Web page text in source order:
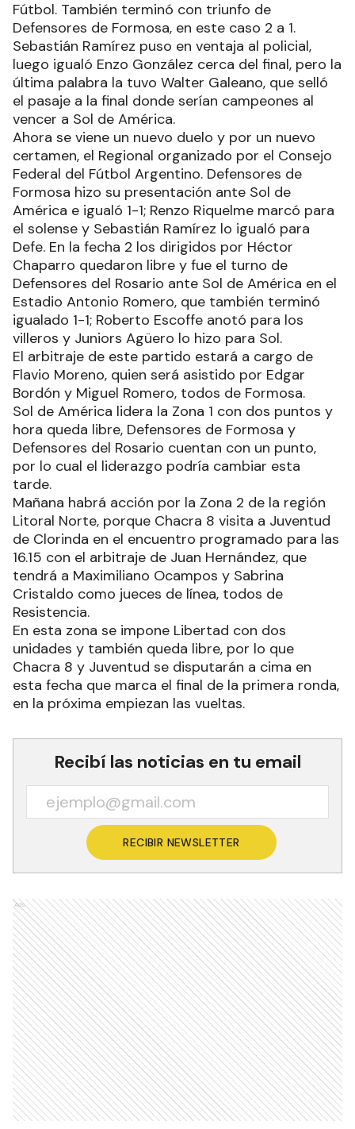
Fútbol. También terminó con triunfo de
Defensores de Formosa, en este caso 2 a 1.
Sebastián Ramírez puso en ventaja al policial,
luego igualó Enzo González cerca del final, pero la
última palabra la tuvo Walter Galeano, que selló
el pasaje a la final donde serían campeones al
vencer a Sol de América.
Ahora se viene un nuevo duelo y por un nuevo
certamen, el Regional organizado por el Consejo
Federal del Fútbol Argentino. Defensores de
Formosa hizo su presentación ante Sol de
América e igualó 1-1; Renzo Riquelme marcó para
el solense y Sebastián Ramírez lo igualó para
Defe. En la fecha 2 los dirigidos por Héctor
Chaparro quedaron libre y fue el turno de
Defensores del Rosario ante Sol de América en el
Estadio Antonio Romero, que también terminó
igualado 1-1; Roberto Escoffe anotó para los
villeros y Juniors Agüero lo hizo para Sol.
El arbitraje de este partido estará a cargo de
Flavio Moreno, quien será asistido por Edgar
Bordón y Miguel Romero, todos de Formosa.
Sol de América lidera la Zona 1 con dos puntos y
hora queda libre, Defensores de Formosa y
Defensores del Rosario cuentan con un punto,
por lo cual el liderazgo podría cambiar esta
tarde.
Mañana habrá acción por la Zona 2 de la región
Litoral Norte, porque Chacra 8 visita a Juventud
de Clorinda en el encuentro programado para las
16.15 con el arbitraje de Juan Hernández, que
tendrá a Maximiliano Ocampos y Sabrina
Cristaldo como jueces de línea, todos de
Resistencia.
En esta zona se impone Libertad con dos
unidades y también queda libre, por lo que
Chacra 8 y Juventud se disputarán a cima en
esta fecha que marca el final de la primera ronda,
en la próxima empiezan las vueltas.
Recibí las noticias en tu email
RECIBIR NEWSLETTER
Ads